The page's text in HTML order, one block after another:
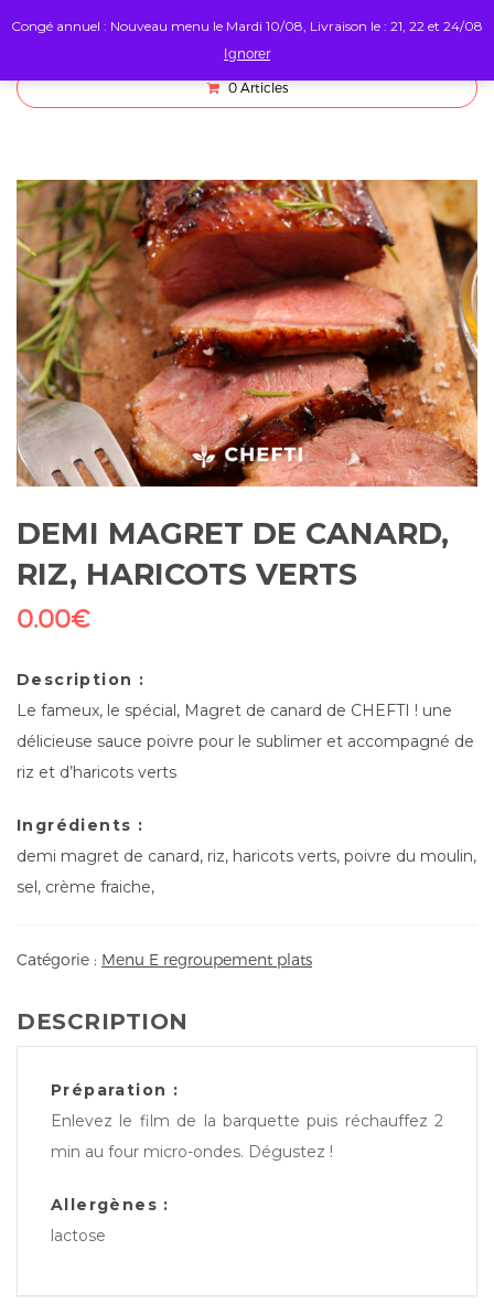
0 Articles
DEMI MAGRET DE CANARD,
RIZ, HARICOTS VERTS
0.00€
Description :
Le fameux, le spécial, Magret de canard de CHEFTI ! une
délicieuse sauce poivre pour le sublimer et accompagné de
riz et d’haricots verts
Ingrédients :
demi magret de canard, riz, haricots verts, poivre du moulin,
sel, crème fraiche,
Catégorie : Menu E regroupement plats
DESCRIPTION
Préparation :
Enlevez le film de la barquette puis réchauffez 2
min au four micro-ondes. Dégustez !
Allergènes :
lactose
Congé annuel : Nouveau menu le Mardi 10/08, Livraison le : 21, 22 et 24/08
Ignorer